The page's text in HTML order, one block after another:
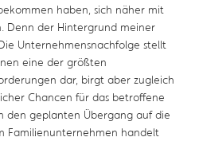
haben, sich näher mit
Denn der Hintergrund meiner
Unternehmensnachfolge stellt
eine der größten
dar, birgt aber zugleich
Chancen für das betroffene
den geplanten Übergang auf die
Familienunternehmen handelt